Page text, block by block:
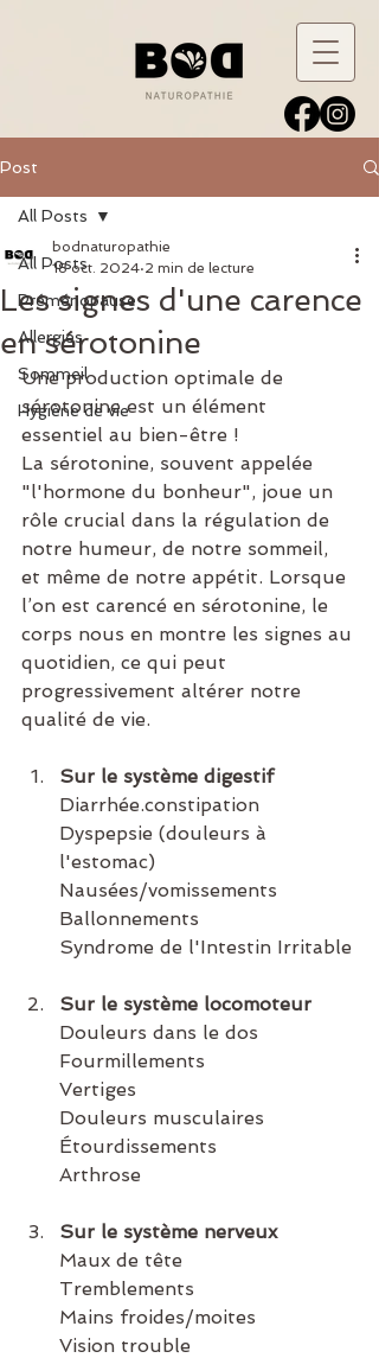
Post
All Posts
Préménopause
Allergies
Sommeil
Hygiène de vie
All Posts
Les signes d'une carence
en sérotonine
bodnaturopathie
18 oct. 2024 2 min de lecture
Une production optimale de
sérotonine est un élément
essentiel au bien-être !
La sérotonine, souvent appelée
"l'hormone du bonheur", joue un
rôle crucial dans la régulation de
notre humeur, de notre sommeil,
et même de notre appétit. Lorsque
l’on est carencé en sérotonine, le
corps nous en montre les signes au
quotidien, ce qui peut
progressivement altérer notre
qualité de vie.
Sur le système digestif
Diarrhée.constipation
Dyspepsie (douleurs à
l'estomac)
Nausées/vomissements
Ballonnements
Syndrome de l'Intestin Irritable
Sur le système locomoteur
Douleurs dans le dos
Fourmillements
Vertiges
Douleurs musculaires
Étourdissements
Arthrose
Sur le système nerveux
Maux de tête
Tremblements
Mains froides/moites
Vision trouble